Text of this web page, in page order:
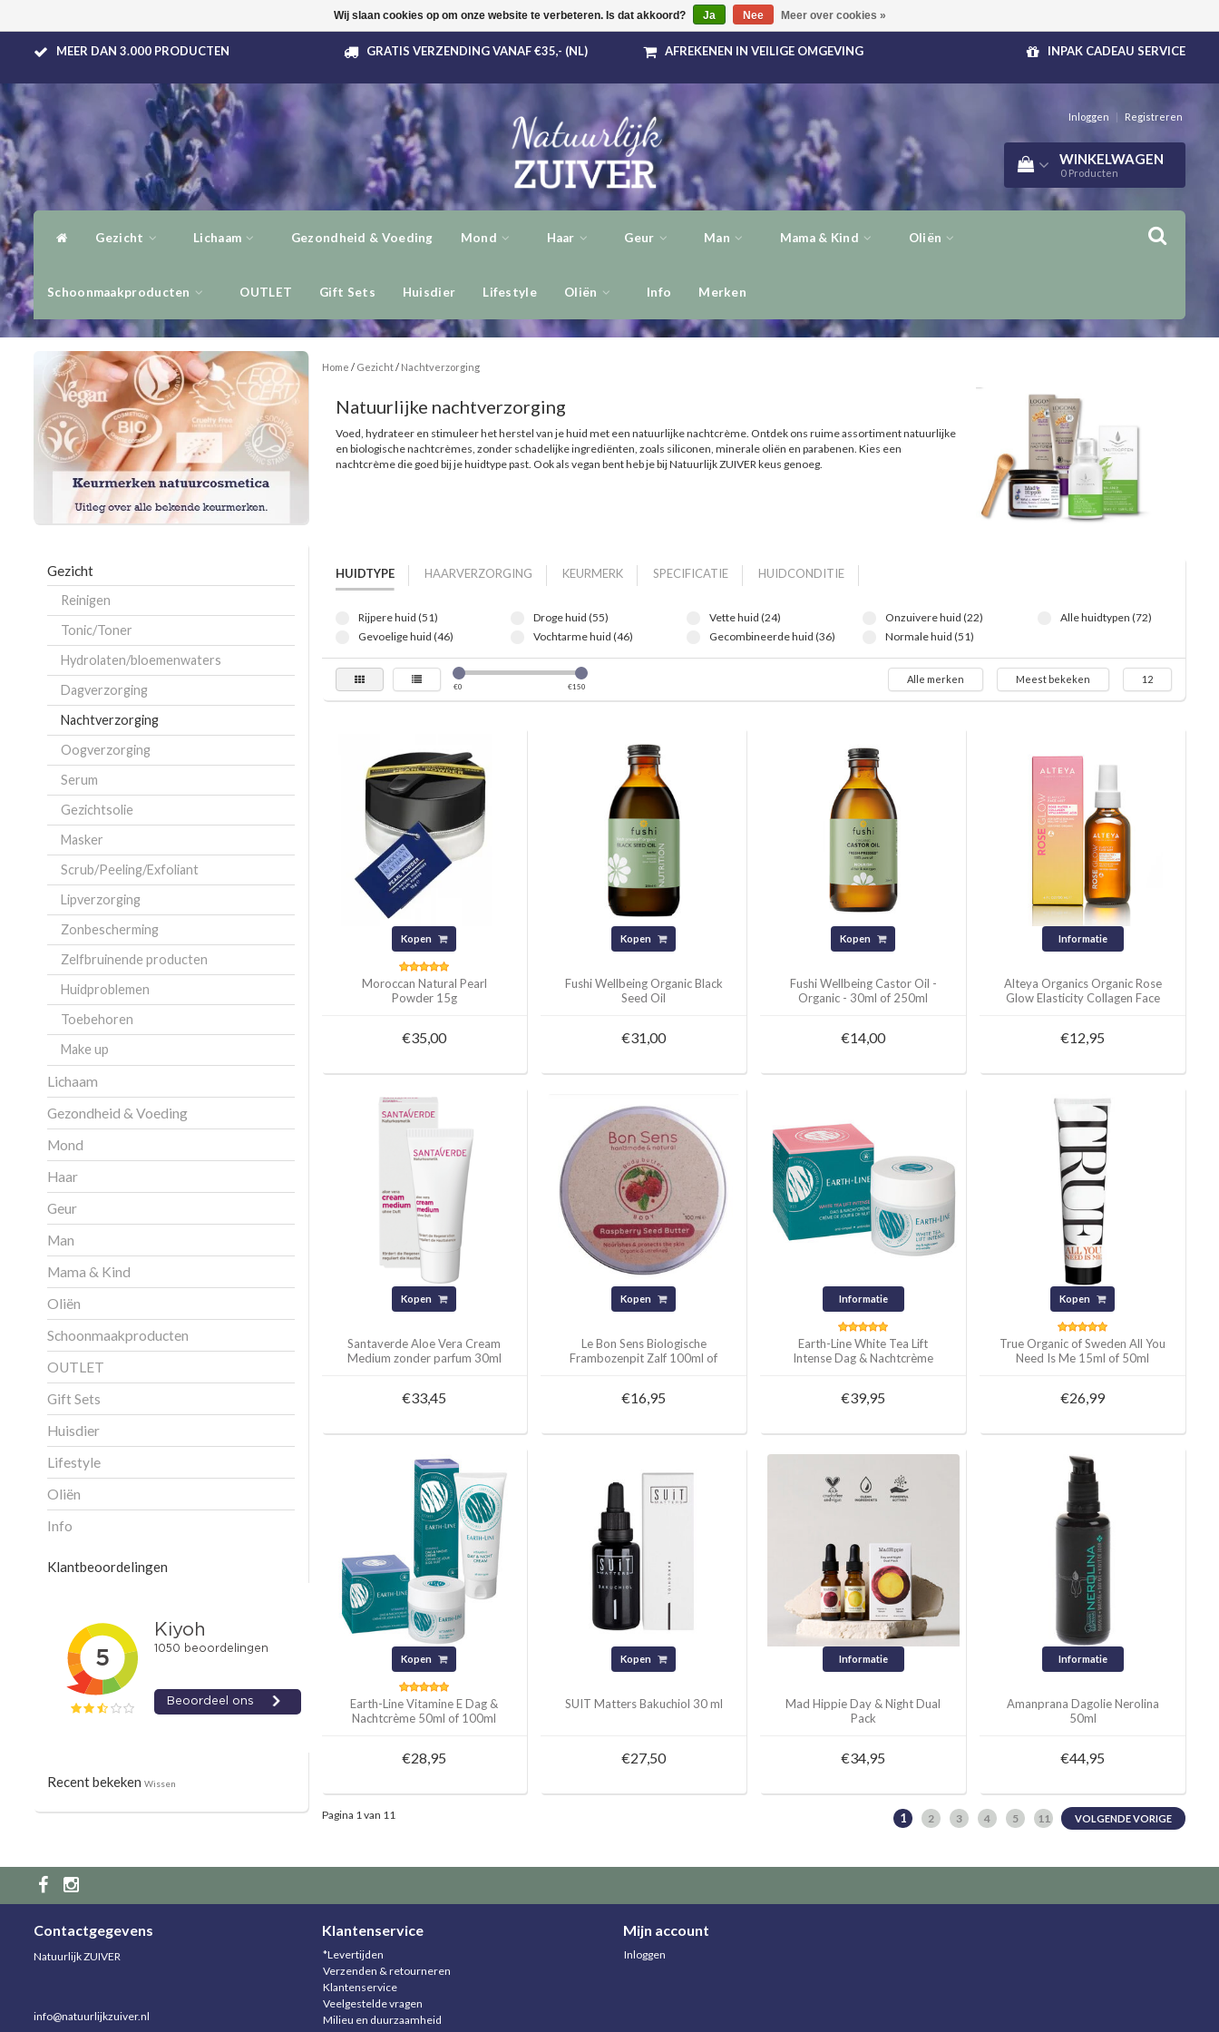
MEER DAN 3.000 PRODUCTEN GRATIS VERZENDING VANAF €35,- (NL) AFREKENEN IN VEILIGE OMGEVING INPAK CADEAU SERVICE
Inloggen | Registreren
WINKELWAGEN
0 Producten
Gezicht Lichaam Gezondheid & Voeding Mond Haar Geur Man Mama & Kind Oliën
Schoonmaakproducten OUTLET Gift Sets Huisdier Lifestyle Oliën Info Merken
Gezicht
Reinigen
Tonic/Toner
Hydrolaten/bloemenwaters
Dagverzorging
Nachtverzorging
Oogverzorging
Serum
Gezichtsolie
Masker
Scrub/Peeling/Exfoliant
Lipverzorging
Zonbescherming
Zelfbruinende producten
Huidproblemen
Toebehoren
Make up
Lichaam
Gezondheid & Voeding
Mond
Haar
Geur
Man
Mama & Kind
Oliën
Schoonmaakproducten
OUTLET
Gift Sets
Huisdier
Lifestyle
Oliën
Info
Klantbeoordelingen
Recent bekeken Wissen
Home / Gezicht/ Nachtverzorging
Natuurlijke nachtverzorging
Voed, hydrateer en stimuleer het herstel van je huid met een natuurlijke nachtcrème. Ontdek ons ruime assortiment natuurlijke
en biologische nachtcrèmes, zonder schadelijke ingrediënten, zoals siliconen, minerale oliën en parabenen. Kies een
nachtcrème die goed bij je huidtype past. Ook als vegan bent heb je bij Natuurlijk ZUIVER keus genoeg.
HUIDTYPE HAARVERZORGING KEURMERK SPECIFICATIE HUIDCONDITIE
Rijpere huid (51)
Gevoelige huid (46)
Droge huid (55)
Vochtarme huid (46)
Vette huid (24)
Gecombineerde huid (36)
Onzuivere huid (22)
Normale huid (51)
Alle huidtypen (72)
€0 €150
Alle merken Meest bekeken 12
Kopen
Moroccan Natural Pearl
Powder 15g
€35,00
Kopen
Fushi Wellbeing Organic Black
Seed Oil
€31,00
Kopen
Fushi Wellbeing Castor Oil -
Organic - 30ml of 250ml
€14,00
Informatie
Alteya Organics Organic Rose
Glow Elasticity Collagen Face
€12,95
Kopen
Santaverde Aloe Vera Cream
Medium zonder parfum 30ml
€33,45
Kopen
Le Bon Sens Biologische
Frambozenpit Zalf 100ml of
€16,95
Informatie
Earth-Line White Tea Lift
Intense Dag & Nachtcrème
€39,95
Kopen
True Organic of Sweden All You
Need Is Me 15ml of 50ml
€26,99
Kopen
Earth-Line Vitamine E Dag &
Nachtcrème 50ml of 100ml
€28,95
Kopen
SUIT Matters Bakuchiol 30 ml
€27,50
Informatie
Mad Hippie Day & Night Dual
Pack
€34,95
Informatie
Amanprana Dagolie Nerolina
50ml
€44,95
Pagina 1 van 11 1 2 3 4 5 11 VOLGENDE VORIGE
Contactgegevens
Natuurlijk ZUIVER
info@natuurlijkzuiver.nl
Klantenservice
*Levertijden
Verzenden & retourneren
Klantenservice
Veelgestelde vragen
Milieu en duurzaamheid
Mijn account
Inloggen
Wij slaan cookies op om onze website te verbeteren. Is dat akkoord? Ja Nee Meer over cookies »